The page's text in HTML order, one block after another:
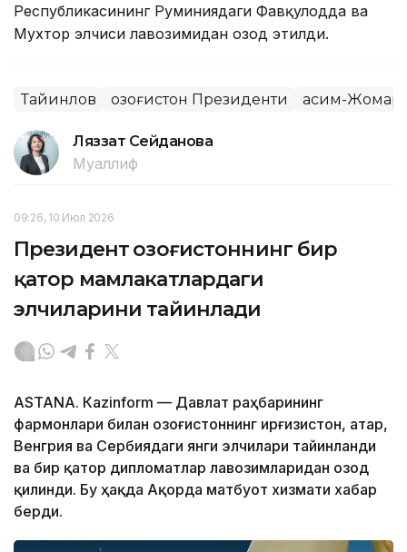
Республикасининг Руминиядаги Фавқулодда ва
Мухтор элчиси лавозимидан озод этилди.
Тайинлов Қозоғистон Президенти Қасим-
Ляззат Сейданова
Муаллиф
09:26, 10 Июл 2026
Президент Қозоғистоннинг бир
қатор мамлакатлардаги
элчиларини тайинлади
ASTANА. Кazinform — Давлат раҳбарининг
фармонлари билан Қозоғистоннинг Қирғизистон, Қатар,
Венгрия ва Сербиядаги янги элчилари тайинланди
ва бир қатор дипломатлар лавозимларидан озод
қилинди. Бу ҳақда Ақорда матбуот хизмати хабар
берди.